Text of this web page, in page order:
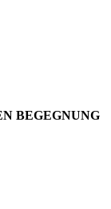
BEGEGNUNG